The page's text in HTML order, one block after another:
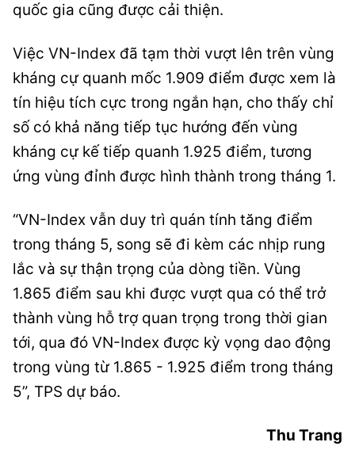
quốc gia cũng được cải thiện.
Việc VN-Index đã tạm thời vượt lên trên vùng
kháng cự quanh mốc 1.909 điểm được xem là
tín hiệu tích cực trong ngắn hạn, cho thấy chỉ
số có khả năng tiếp tục hướng đến vùng
kháng cự kế tiếp quanh 1.925 điểm, tương
ứng vùng đỉnh được hình thành trong tháng 1.
“VN-Index vẫn duy trì quán tính tăng điểm
trong tháng 5, song sẽ đi kèm các nhịp rung
lắc và sự thận trọng của dòng tiền. Vùng
1.865 điểm sau khi được vượt qua có thể trở
thành vùng hỗ trợ quan trọng trong thời gian
tới, qua đó VN-Index được kỳ vọng dao động
trong vùng từ 1.865 - 1.925 điểm trong tháng
5”, TPS dự báo.
Thu Trang